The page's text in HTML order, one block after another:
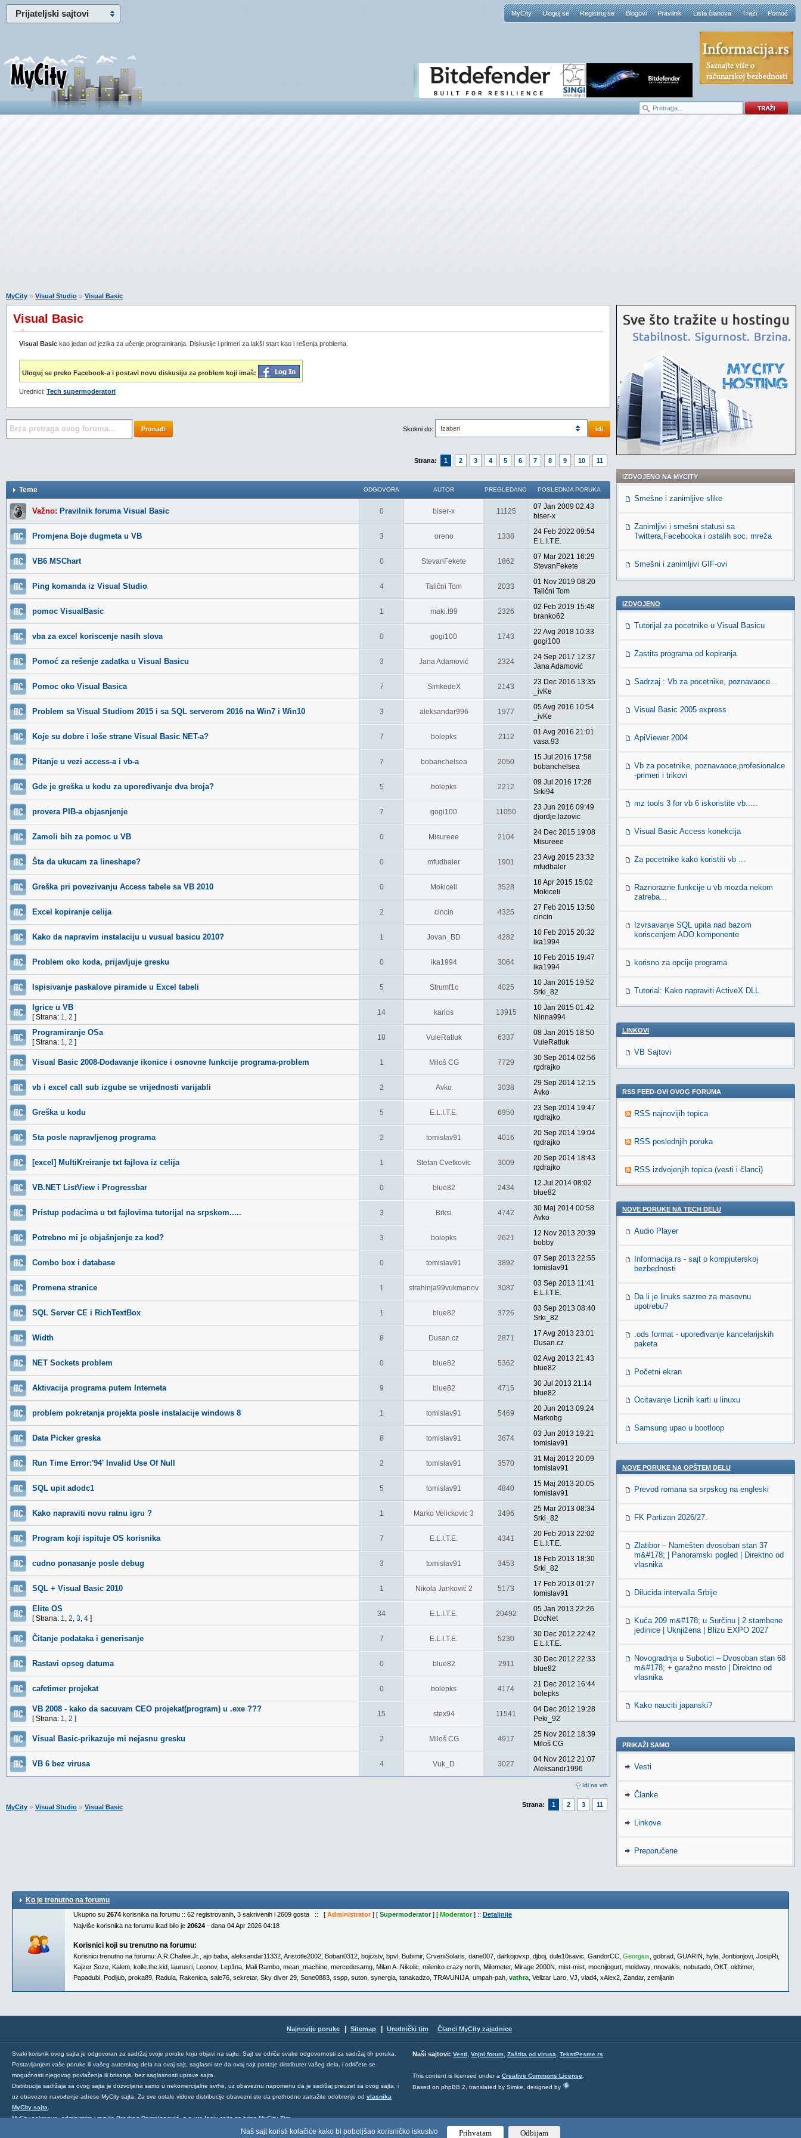
Naš sajt koristi kolačiće kako bi poboljšao korisničko iskustvo Prihvatam Odbijam
Prijateljski sajtovi MyCity Uloguj se Registruj se Blogovi Pravilnik Lista članova Traži Pomoć
MyCity » Visual Studio » Visual Basic
Visual Basic
Visual Basic kao jedan od jezika za učenje programiranja. Diskusije i primeri za lakši start kao i rešenja problema.
Uloguj se preko Facebook-a i postavi novu diskusiju za problem koji imaš:
Urednici: Tech supermoderatori
Pronađi Skokni do: Izaberi Idi
Strana: 1 2 3 4 5 6 7 8 9 10 11
Teme ODGOVORA AUTOR PREGLEDANO POSLEDNJA PORUKA
Idi na vrh
Važno: Pravilnik foruma Visual Basic 0 biser-x 11125
07 Jan 2009 02:43
biser-x
Promjena Boje dugmeta u VB 3 oreno 1338
24 Feb 2022 09:54
E.L.I.T.E.
VB6 MSChart 0 StevanFekete 1862
07 Mar 2021 16:29
StevanFekete
Ping komanda iz Visual Studio 4 Talični Tom 2033
01 Nov 2019 08:20
Talični Tom
pomoc VisualBasic 1 maki.t99 2326
02 Feb 2019 15:48
branko62
vba za excel koriscenje nasih slova 0 gogi100 1743
22 Avg 2018 10:33
gogi100
Pomoć za rešenje zadatka u Visual Basicu 3 Jana Adamović 2324
24 Sep 2017 12:37
Jana Adamović
Pomoc oko Visual Basica 7 SimkedeX 2143
23 Dec 2016 13:35
_ivKe
Problem sa Visual Studiom 2015 i sa SQL serverom 2016 na Win7 i Win10 3 aleksandar996 1977
05 Avg 2016 10:54
_ivKe
Koje su dobre i loše strane Visual Basic NET-a? 7 bolepks 2112
01 Avg 2016 21:01
vasa.93
Pitanje u vezi access-a i vb-a 7 bobanchelsea 2050
15 Jul 2016 17:58
bobanchelsea
Gde je greška u kodu za upoređivanje dva broja? 5 bolepks 2212
09 Jul 2016 17:28
Srki94
provera PIB-a objasnjenje 7 gogi100 11050
23 Jun 2016 09:49
djordje.lazovic
Zamoli bih za pomoc u VB 0 Misureee 2104
24 Dec 2015 19:08
Misureee
Šta da ukucam za lineshape? 0 mfudbaler 1901
23 Avg 2015 23:32
mfudbaler
Greška pri povezivanju Access tabele sa VB 2010 0 Mokiceli 3528
18 Apr 2015 15:02
Mokiceli
Excel kopiranje celija 2 cincin 4325
27 Feb 2015 13:50
cincin
Kako da napravim instalaciju u vusual basicu 2010? 1 Jovan_BD 4282
10 Feb 2015 20:32
ika1994
Problem oko koda, prijavljuje gresku 0 ika1994 3064
10 Feb 2015 19:47
ika1994
Ispisivanje paskalove piramide u Excel tabeli 5 Strumf1c 4025
10 Jan 2015 19:52
Srki_82
Igrice u VB
[ Strana: 1, 2 ]
14 karlos 13915
10 Jan 2015 01:42
Ninna994
Programiranje OSa
[ Strana: 1, 2 ]
18 VuleRatluk 6337
08 Jan 2015 18:50
VuleRatluk
Visual Basic 2008-Dodavanje ikonice i osnovne funkcije programa-problem 1 Miloš CG 7729
30 Sep 2014 02:56
rgdrajko
vb i excel call sub izgube se vrijednosti varijabli 2 Avko 3038
29 Sep 2014 12:15
Avko
Greška u kodu 5 E.L.I.T.E. 6950
23 Sep 2014 19:47
rgdrajko
Sta posle napravljenog programa 2 tomislav91 4016
20 Sep 2014 19:04
rgdrajko
[excel] MultiKreiranje txt fajlova iz celija 1 Stefan Cvetkovic 3009
20 Sep 2014 18:43
rgdrajko
VB.NET ListView i Progressbar 0 blue82 2434
12 Jul 2014 08:02
blue82
Pristup podacima u txt fajlovima tutorijal na srpskom..... 3 Brksi 4742
30 Maj 2014 00:58
Avko
Potrebno mi je objašnjenje za kod? 3 bolepks 2621
12 Nov 2013 20:39
bobby
Combo box i database 0 tomislav91 3892
07 Sep 2013 22:55
tomislav91
Promena stranice 1 strahinja99vukmanov 3087
03 Sep 2013 11:41
E.L.I.T.E.
SQL Server CE i RichTextBox 1 blue82 3726
03 Sep 2013 08:40
Srki_82
Width 8 Dusan.cz 2871
17 Avg 2013 23:01
Dusan.cz
NET Sockets problem 0 blue82 5362
02 Avg 2013 21:43
blue82
Aktivacija programa putem Interneta 9 blue82 4715
30 Jul 2013 21:14
blue82
problem pokretanja projekta posle instalacije windows 8 1 tomislav91 5469
20 Jun 2013 09:24
Markobg
Data Picker greska 8 tomislav91 3674
03 Jun 2013 19:21
tomislav91
Run Time Error:'94' Invalid Use Of Null 2 tomislav91 3570
31 Maj 2013 20:09
tomislav91
SQL upit adodc1 5 tomislav91 4840
15 Maj 2013 20:05
tomislav91
Kako napraviti novu ratnu igru ? 1 Marko Velickovic 3 3496
25 Mar 2013 08:34
Srki_82
Program koji ispituje OS korisnika 7 E.L.I.T.E. 4341
20 Feb 2013 22:02
E.L.I.T.E.
cudno ponasanje posle debug 3 tomislav91 3453
18 Feb 2013 18:30
Srki_82
SQL + Visual Basic 2010 1 Nikola Janković 2 5173
17 Feb 2013 01:27
tomislav91
Elite OS
[ Strana: 1, 2, 3, 4 ]
34 E.L.I.T.E. 20492
05 Jan 2013 22:26
DocNet
Čitanje podataka i generisanje 7 E.L.I.T.E. 5230
30 Dec 2012 22:42
E.L.I.T.E.
Rastavi opseg datuma 0 blue82 2911
30 Dec 2012 22:33
blue82
cafetimer projekat 0 bolepks 4174
21 Dec 2012 16:44
bolepks
VB 2008 - kako da sacuvam CEO projekat(program) u .exe ???
[ Strana: 1, 2 ]
15 stex94 11541
04 Dec 2012 19:28
Peki_92
Visual Basic-prikazuje mi nejasnu gresku 2 Miloš CG 4917
25 Nov 2012 18:39
Miloš CG
VB 6 bez virusa 4 Vuk_D 3027
04 Nov 2012 21:07
Aleksandr1996
Strana: 1 2 3 11
MyCity » Visual Studio » Visual Basic
IZDVOJENO NA MYCITY
Smešne i zanimljive slike
Zanimljivi i smešni statusi sa
Twittera,Facebooka i ostalih soc. mreža
Smešni i zanimljivi GIF-ovi
IZDVOJENO
Tutorijal za pocetnike u Visual Basicu
Zastita programa od kopiranja
Sadrzaj : Vb za pocetnike, poznavaoce...
Visual Basic 2005 express
ApiViewer 2004
Vb za pocetnike, poznavaoce,profesionalce
-primeri i trikovi
mz tools 3 for vb 6 iskoristite vb.....
Visual Basic Access konekcija
Za pocetnike kako koristiti vb ...
Raznorazne funkcije u vb mozda nekom
zatreba...
Izvrsavanje SQL upita nad bazom
koriscenjem ADO komponente
korisno za opcije programa
Tutorial: Kako napraviti ActiveX DLL
LINKOVI
VB Sajtovi
RSS FEED-OVI OVOG FORUMA
RSS najnovijih topica
RSS poslednjih poruka
RSS izdvojenjih topica (vesti i članci)
NOVE PORUKE NA TECH DELU
Audio Player
Informacija.rs - sajt o kompjuterskoj
bezbednosti
Da li je linuks sazreo za masovnu
upotrebu?
.ods format - upoređivanje kancelarijskih
paketa
Početni ekran
Ocitavanje Licnih karti u linuxu
Samsung upao u bootloop
NOVE PORUKE NA OPŠTEM DELU
Prevod romana sa srpskog na engleski
FK Partizan 2026/27.
Zlatibor – Namešten dvosoban stan 37
m&#178; | Panoramski pogled | Direktno od
vlasnika
Dilucida intervalla Srbije
Kuća 209 m&#178; u Surčinu | 2 stambene
jedinice | Uknjižena | Blizu EXPO 2027
Novogradnja u Subotici – Dvosoban stan 68
m&#178; + garažno mesto | Direktno od
vlasnika
Kako nauciti japanski?
PRIKAŽI SAMO
Vesti
Članke
Linkove
Preporučene
Ko je trenutno na forumu
Ukupno su 2674 korisnika na forumu :: 62 registrovanih, 3 sakrivenih i 2609 gosta :: [ Administrator] [ Supermoderator] [ Moderator] :: Detaljnije
Najviše korisnika na forumu ikad bilo je 20624 - dana 04 Apr 2026 04:18
Korisnici koji su trenutno na forumu:
Korisnici trenutno na forumu: A.R.Chafee.Jr. ajo baba aleksandar11332 Aristotle2002 Boban0312 bojcistv, bpvl Bubimir, CrveniSolaris dane007 darkojovxp djboj dule10savic GandorCC Georgius gobrad GUARIN hyla Jonbonjovi JosipRi
Kajzer Soze Kalem kolle.the.kid laurusri Leonov, Lep1na Mali Rambo mean_machine mercedesamg Milan A. Nikolic milenko crazy north Milometer, Mirage 2000N mist-mist mocnijogurt moldway, nnovakis nobutado OKT, oldtimer,
Papadubi Podljub proka89 Radula Rakenica sale76 sekretar, Sky diver 29 Sone0883 sspp suton synergia tanakadzo TRAVUNIJA umpah-pah vathra Velizar Laro VJ vlad4 xAlex2 Zandar, zemljanin
Najnovije poruke Sitemap Urednički tim Članci MyCity zajednice
Svaki korisnik ovog sajta je odgovoran za sadržaj svoje poruke koju objavi na sajtu. Sajt se odriče svake odgovornosti za sadržaj tih poruka.
Postavljanjem vaše poruke ili vašeg autorskog dela na ovaj sajt, saglasni ste da ovaj sajt postaje distributer vašeg dela, i odričete se
mogućnosti njegovog povlačenja ili brisanja, bez saglasnosti uprave sajta.
Distribucija sadržaja sa ovog sajta je dozvoljena samo u nekomercijalne svrhe, uz obaveznu napomenu da je sadržaj preuzet sa ovog sajta, i
uz obavezno navođenje adrese MyCity sajta. Za sve ostale vidove distribucije obavezni ste da prethodno zatražite odobrenje od vlasnika
MyCity sajta
MyCity pokrenuo, administrira i razvijaPredrag Damnjanović, a o uređenju sajta se brineMyCity Tim.
Naši sajtovi: Vesti, Vojni forum, Zaštita od virusa, TekstPesme.rs
This content is licensed under a Creative Commons License
Based on phpBB 2, translated by Simke, designed by